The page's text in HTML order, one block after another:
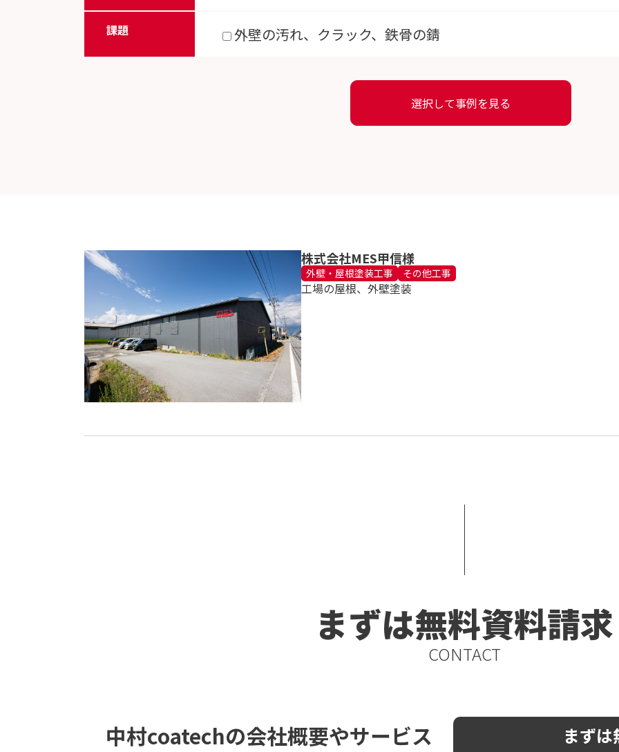
課題 外壁の汚れ、クラック、鉄骨の錆
株式会社MES甲信様
外壁・屋根塗装工事 その他工事
工場の屋根、外壁塗装
まずは無料資料請求
CONTACT
中村coatechの会社概要やサービス
まず